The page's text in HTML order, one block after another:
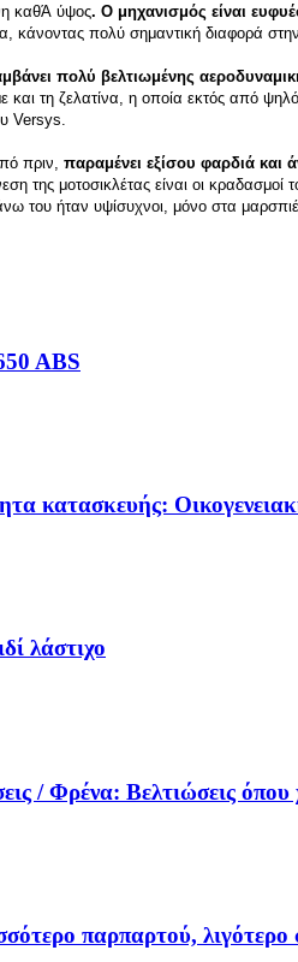
καθΆ ύψος. Ο μηχανισμός είναι
κάνοντας πολύ σημαντική διαφορά
πολύ βελτιωμένης
τη ζελατίνα, η οποία εκτός από
Versys.
πριν, παραμένει εξίσου φαρδιά
της μοτοσικλέτας είναι οι
του ήταν υψίσυχνοι, μόνο στα
ABS
κατασκευής:
λάστιχο
/ Φρένα: Βελτιώσεις όπου
παρπαρτού, λιγότερο